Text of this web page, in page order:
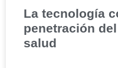
La tecnología
penetración
salud